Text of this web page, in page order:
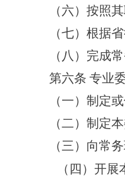
（六）按照
（七）根据
（八）完成
第六条 专业
（一）制定
（二）制定
（三）向常
（四）开